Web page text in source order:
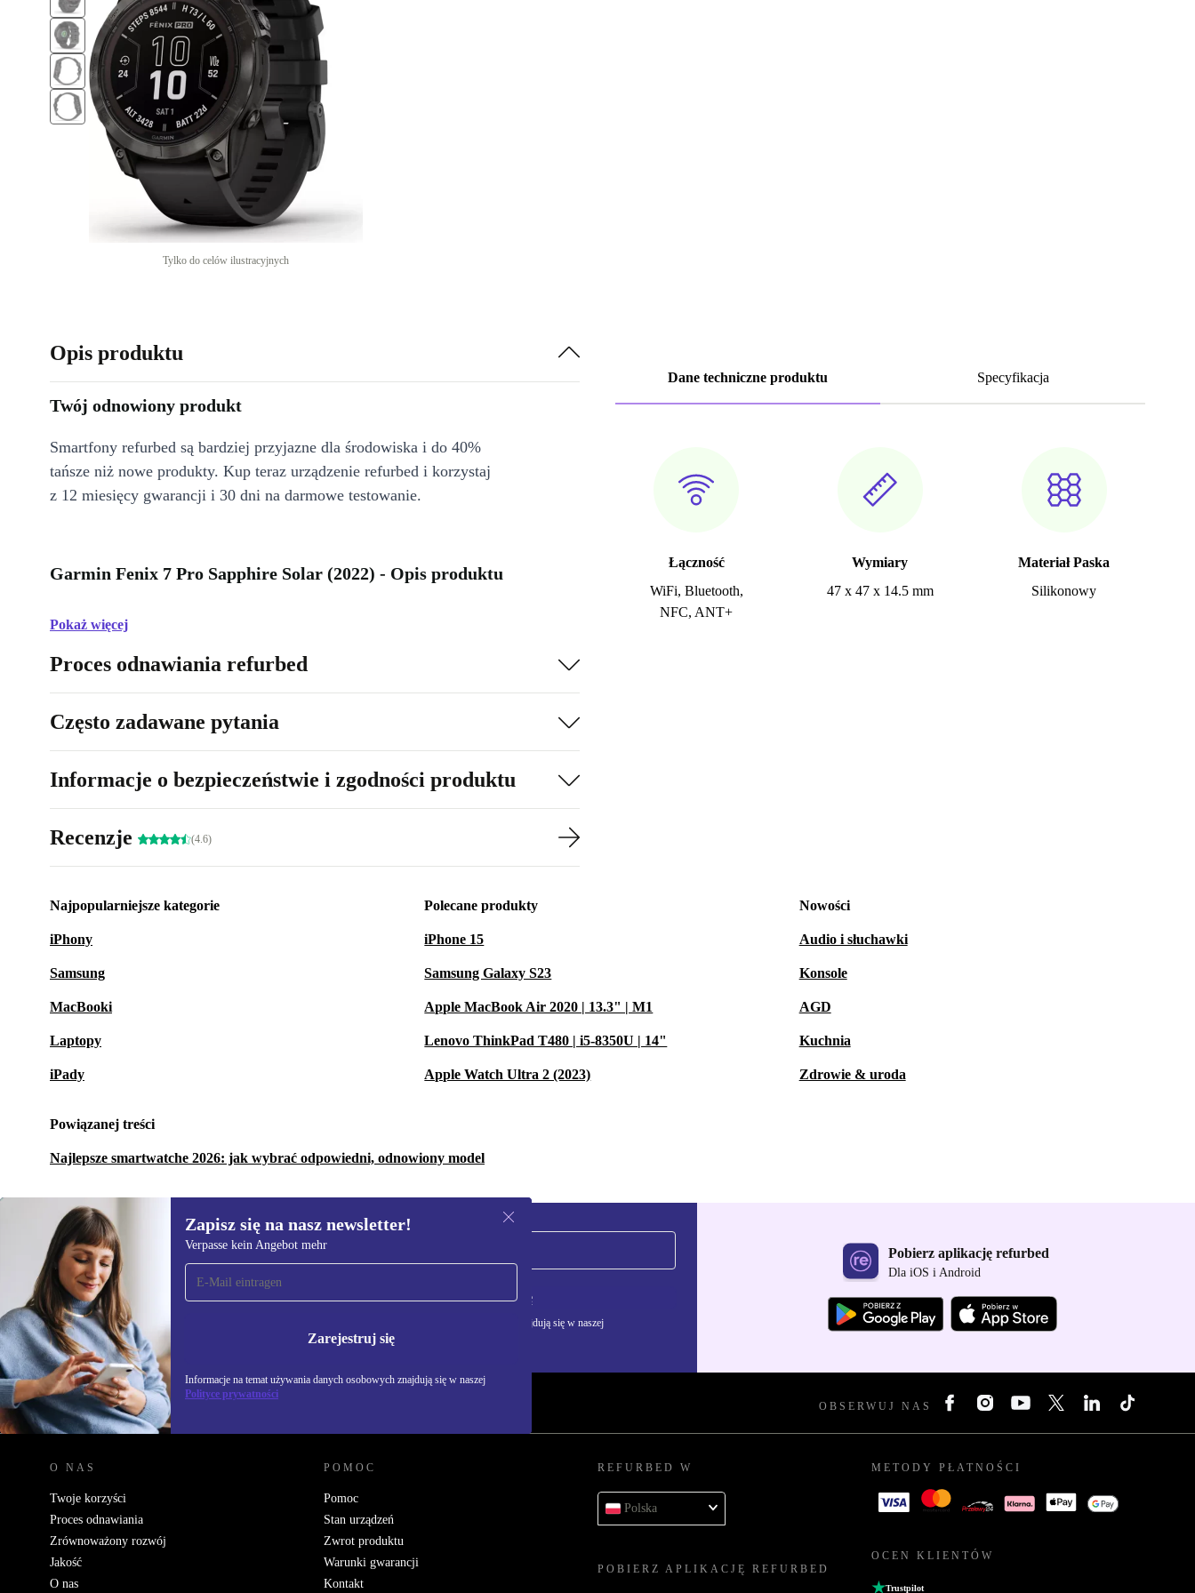
Tylko do celów ilustracyjnych
Dane techniczne produktu Specyfikacja
Łączność
WiFi, Bluetooth,
NFC, ANT+
Wymiary
47 x 47 x 14.5 mm
Materiał Paska
Silikonowy
Opis produktu
Twój odnowiony produkt
Smartfony refurbed są bardziej przyjazne dla środowiska i do 40%
tańsze niż nowe produkty. Kup teraz urządzenie refurbed i korzystaj
z 12 miesięcy gwarancji i 30 dni na darmowe testowanie.
Garmin Fenix 7 Pro Sapphire Solar (2022) - Opis produktu
Pokaż więcej
Proces odnawiania refurbed
Często zadawane pytania
Informacje o bezpieczeństwie i zgodności produktu
Recenzje (4.6)
Najpopularniejsze kategorie
iPhony
Samsung
MacBooki
Laptopy
iPady
Polecane produkty
iPhone 15
Samsung Galaxy S23
Apple MacBook Air 2020 | 13.3" | M1
Lenovo ThinkPad T480 | i5-8350U | 14"
Apple Watch Ultra 2 (2023)
Nowości
Audio i słuchawki
Konsole
AGD
Kuchnia
Zdrowie & uroda
Powiązanej treści
Najlepsze smartwatche 2026: jak wybrać odpowiedni, odnowiony model
Zapisz się na nasz newsletter!
Verpasse kein Angebot mehr
Zarejestruj się
Informacje na temat używania danych osobowych znajdują się w naszej
Polityce prywatności
Zapisz się na nasz
newsletter!
Nie przegap żadnej oferty.
Zarejestruj się
Informacje na temat używania danych osobowych znajdują się w naszej
Polityce prywatności
Pobierz aplikację refurbed
Dla iOS i Android
REFURBED POLSKA - RETHINK NEW. OBSERWUJ NAS
O NAS
Twoje korzyści
Proces odnawiania
Zrównoważony rozwój
Jakość
O nas
POMOC
Pomoc
Stan urządzeń
Zwrot produktu
Warunki gwarancji
Kontakt
REFURBED W
Polska
POBIERZ APLIKACJĘ REFURBED
METODY PŁATNOŚCI
OCEN KLIENTÓW
Trustpilot